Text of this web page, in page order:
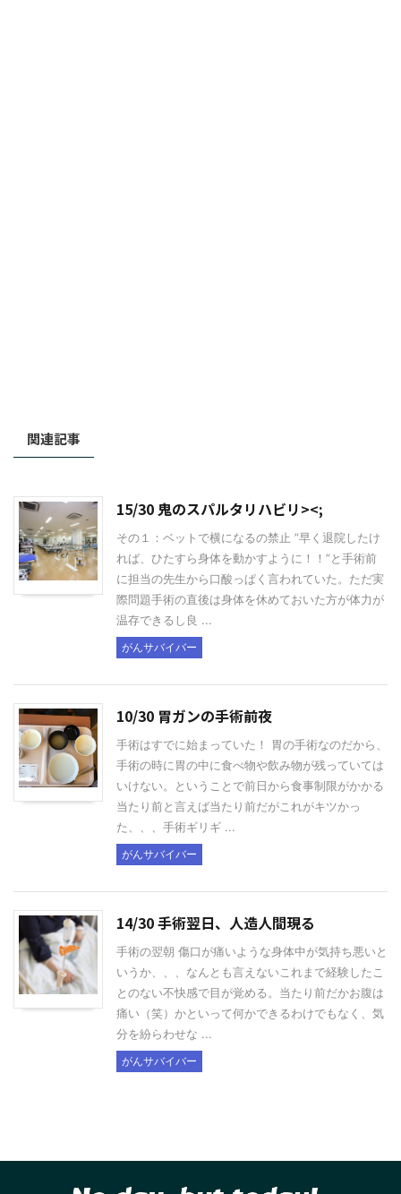
関連記事
15/30 鬼のスパルタリハビリ><;
その１：ベットで横になるの禁止 ”早く退院したけ
れば、ひたすら身体を動かすように！！”と手術前
に担当の先生から口酸っぱく言われていた。ただ実
際問題手術の直後は身体を休めておいた方が体力が
温存できるし良 ...
がんサバイバー
10/30 胃ガンの手術前夜
手術はすでに始まっていた！ 胃の手術なのだから、
手術の時に胃の中に食べ物や飲み物が残っていては
いけない。ということで前日から食事制限がかかる
当たり前と言えば当たり前だがこれがキツかっ
た、、、手術ギリギ ...
がんサバイバー
14/30 手術翌日、人造人間現る
手術の翌朝 傷口が痛いような身体中が気持ち悪いと
いうか、、、なんとも言えないこれまで経験したこ
とのない不快感で目が覚める。当たり前だかお腹は
痛い（笑）かといって何かできるわけでもなく、気
分を紛らわせな ...
がんサバイバー